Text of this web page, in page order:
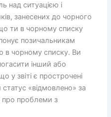
над ситуацією і
занесених до чорного
ти в чорному списку
позичальникам
в чорному списку. Ви
інший або
у звіті є прострочені
статус «відмовлено» за
про проблеми з